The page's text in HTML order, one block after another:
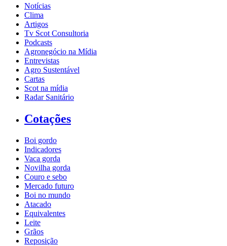
Notícias
Clima
Artigos
Tv Scot Consultoria
Podcasts
Agronegócio na Mídia
Entrevistas
Agro Sustentável
Cartas
Scot na mídia
Radar Sanitário
Cotações
Boi gordo
Indicadores
Vaca gorda
Novilha gorda
Couro e sebo
Mercado futuro
Boi no mundo
Atacado
Equivalentes
Leite
Grãos
Reposição